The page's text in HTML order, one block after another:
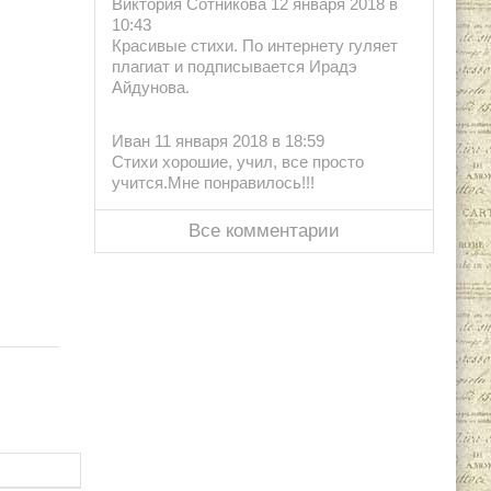
Виктория Сотникова 12 января 2018 в
10:43
Красивые стихи. По интернету гуляет
плагиат и подписывается Ирадэ
Айдунова.
Иван 11 января 2018 в 18:59
Стихи хорошие, учил, все просто
учится.Мне понравилось!!!
Все комментарии